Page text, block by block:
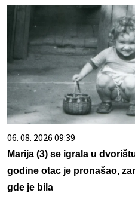
06. 08. 2026 09:39
Marija (3) se igrala u
godine otac je pronašao,
gde je bila